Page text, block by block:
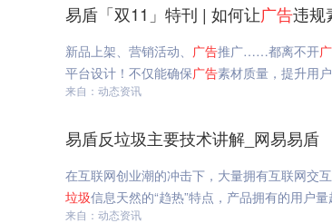
易盾「双11」特刊 | 如何让广告违规
新品上架、营销活动、 广告推广……都离不开
平台设计！不仅能确保广告素材质量，提升用
来自：动态资讯
易盾反垃圾主要技术讲解_网易易盾
在互联网创业潮的冲击下，大量拥有互联网交
垃圾信息天然的“趋热”特点，产品拥有的用户量
来自：动态资讯